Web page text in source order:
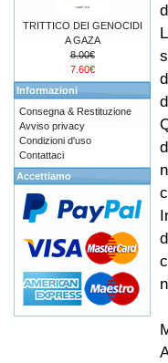
TRITTICO DEI GENOCIDI
A GAZA
8.00€
7.60€
Informazioni
Consegna & Restituzione
Avviso privacy
Condizioni d'uso
Contattaci
Accettiamo